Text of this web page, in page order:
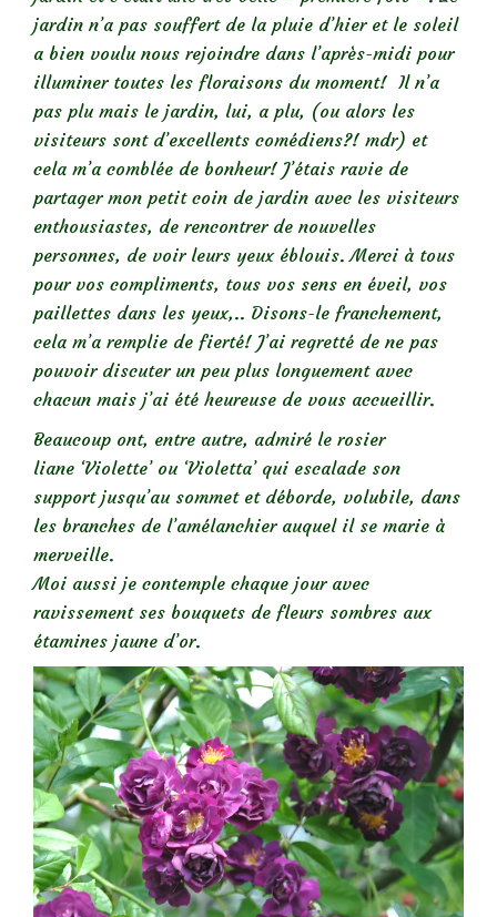
jardin n’a pas souffert de la pluie d’hier et le soleil
a bien voulu nous rejoindre dans l’après-midi pour
illuminer toutes les floraisons du moment! Il n’a
pas plu mais le jardin, lui, a plu, (ou alors les
visiteurs sont d’excellents comédiens?! mdr) et
cela m’a comblée de bonheur! J’étais ravie de
partager mon petit coin de jardin avec les visiteurs
enthousiastes, de rencontrer de nouvelles
personnes, de voir leurs yeux éblouis. Merci à tous
pour vos compliments, tous vos sens en éveil, vos
paillettes dans les yeux,.. Disons-le franchement,
cela m’a remplie de fierté! J’ai regretté de ne pas
pouvoir discuter un peu plus longuement avec
chacun mais j’ai été heureuse de vous accueillir.
Beaucoup ont, entre autre, admiré le rosier
liane ‘Violette’ ou ‘Violetta’ qui escalade son
support jusqu’au sommet et déborde, volubile, dans
les branches de l’amélanchier auquel il se marie à
merveille.
Moi aussi je contemple chaque jour avec
ravissement ses bouquets de fleurs sombres aux
étamines jaune d’or.